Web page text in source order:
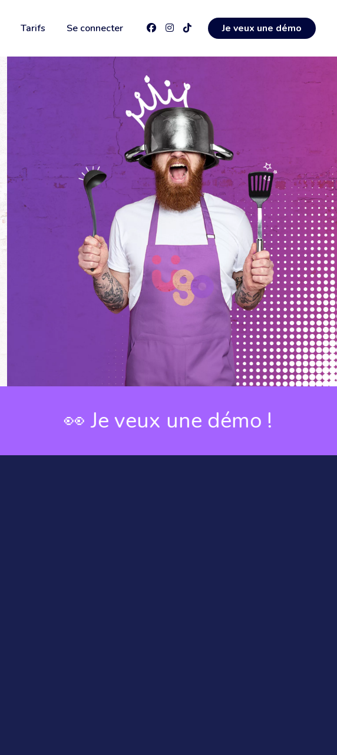
Tarifs Se connecter Je veux une démo
👀 Je veux une démo !